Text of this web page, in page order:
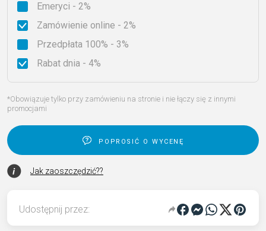
Emeryci - 2%
Zamówienie online - 2%
Przedpłata 100% - 3%
Rabat dnia - 4%
*Obowiązuje tylko przy zamówieniu na stronie i nie łączy się z innymi
promocjami
poprosić o wycenę
Jak zaoszczędzić??
Udostępnij przez: